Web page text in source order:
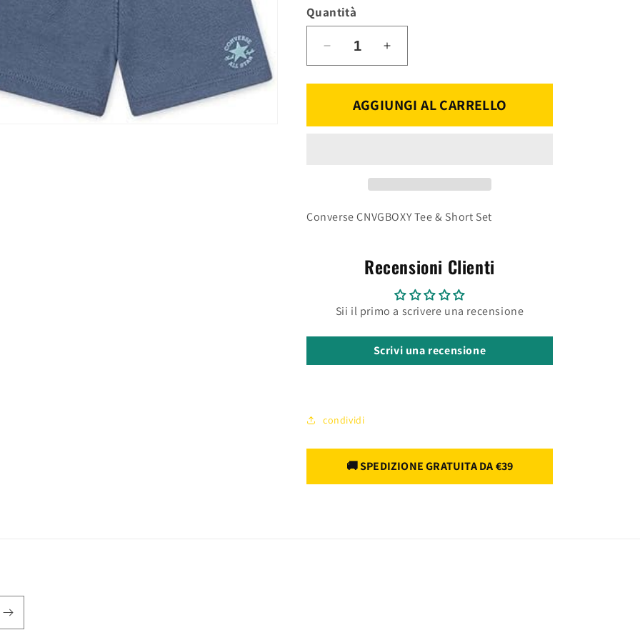
non
Quantità
Diminuisci
quantità
per
CONVERSE
COMPLETO
K
Aumenta
quantità
per
CONVERSE
COMPLETO
K
AGGIUNGI AL CARRELLO
Converse CNVGBOXY Tee & Short Set
Recensioni Clienti
Sii il primo a scrivere una recensione
Scrivi una recensione
condividi